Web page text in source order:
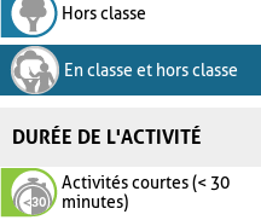
Hors classe
En classe et hors classe
DURÉE DE L'ACTIVITÉ
Activités courtes (< 30
minutes)